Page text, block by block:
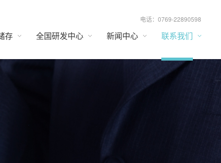
电话：0769-22890598
存 全国研发中心 新闻中心 联系我们